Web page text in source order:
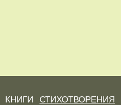
КНИГИ СТИХОТВОРЕНИЯ